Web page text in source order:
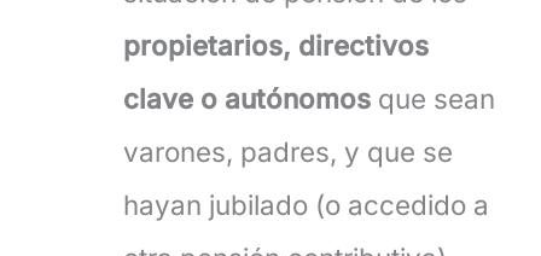
propietarios, directivos
clave o autónomosque sean
varones, padres, y que se
hayan jubilado (o accedido a